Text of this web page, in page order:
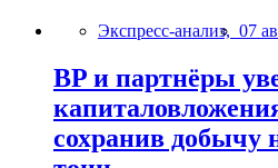
Экспресс-анализ, 07
BP и партнёры
сохранив добычу